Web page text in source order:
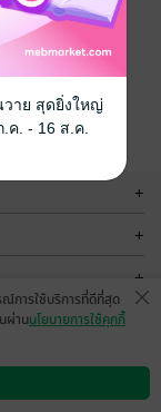
+
+
+
การใช้งาน ติดต่อเรา
ณ์การใช้บริการที่ดีที่สุด
ผ่านนโยบายการใช้คุกกี้
วาย สุดยิ่งใหญ่
ค. - 16 ส.ค.